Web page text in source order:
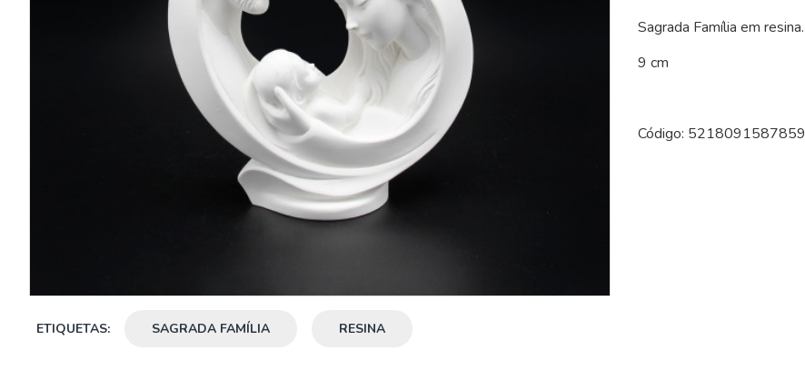
ETIQUETAS: SAGRADA FAMÍLIA RESINA
Sagrada Família em resina.
9 cm
Código: 5218091587859